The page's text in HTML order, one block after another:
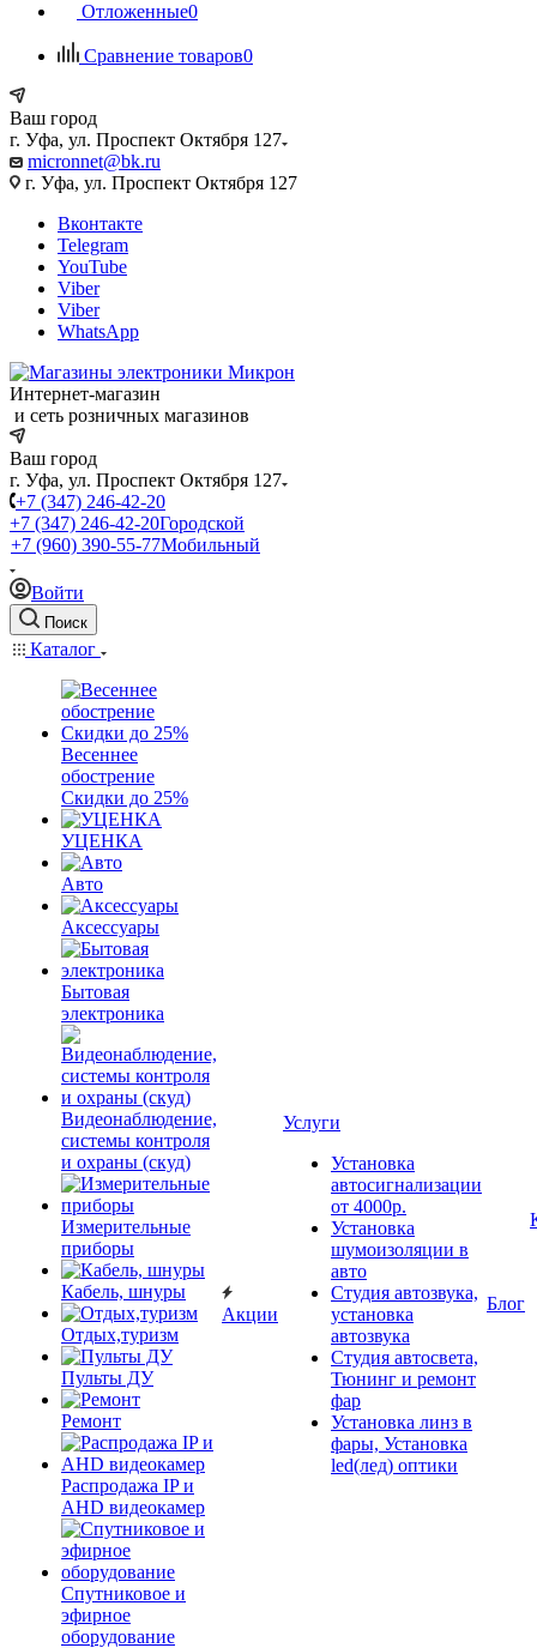
Отложенные0
Сравнение товаров0
Ваш город
г. Уфа, ул. Проспект Октября 127
micronnet@bk.ru
г. Уфа, ул. Проспект Октября 127
Вконтакте
Telegram
YouTube
Viber
Viber
WhatsApp
Интернет-магазин
и сеть розничных магазинов
Ваш город
г. Уфа, ул. Проспект Октября 127
+7 (347) 246-42-20
+7 (347) 246-42-20Городской
+7 (960) 390-55-77Мобильный
Войти
Поиск
Каталог
Весеннее
обострение
Скидки до 25%
УЦЕНКА
Авто
Аксессуары
Бытовая
электроника
Видеонаблюдение,
системы контроля
и охраны (скуд)
Измерительные
приборы
Кабель, шнуры
Отдых,туризм
Пульты ДУ
Ремонт
Распродажа IP и
AHD видеокамер
Спутниковое и
эфирное
оборудование
Акции
Услуги
Установка
автосигнализации
от 4000р.
Установка
шумоизоляции в
авто
Студия автозвука,
установка
автозвука
Студия автосвета,
Тюнинг и ремонт
фар
Установка линз в
фары, Установка
led(лед) оптики
Блог